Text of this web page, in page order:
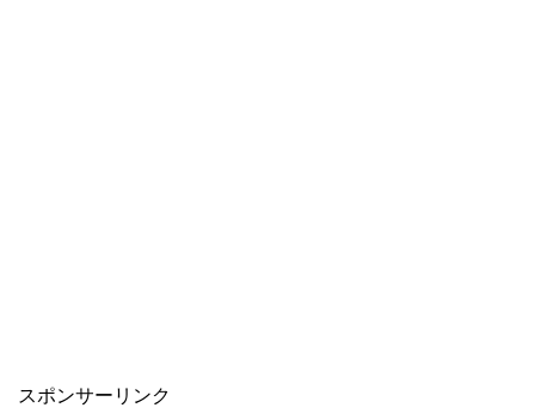
スポンサーリンク